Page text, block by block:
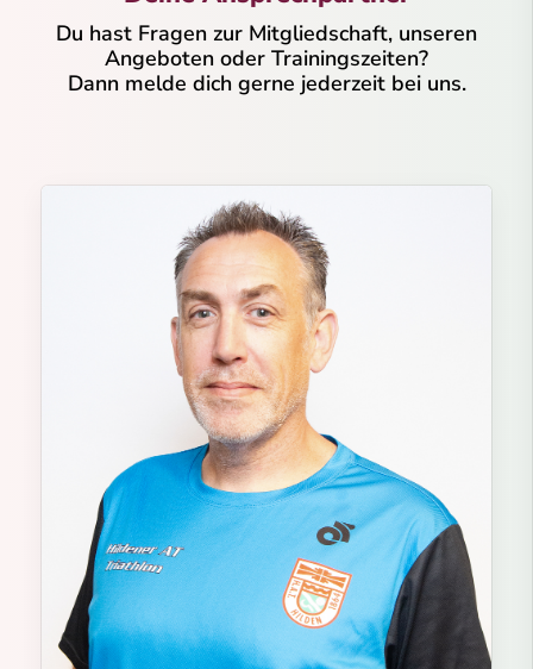
Du hast Fragen zur Mitgliedschaft, unseren
Angeboten oder Trainingszeiten?
Dann melde dich gerne jederzeit bei uns.